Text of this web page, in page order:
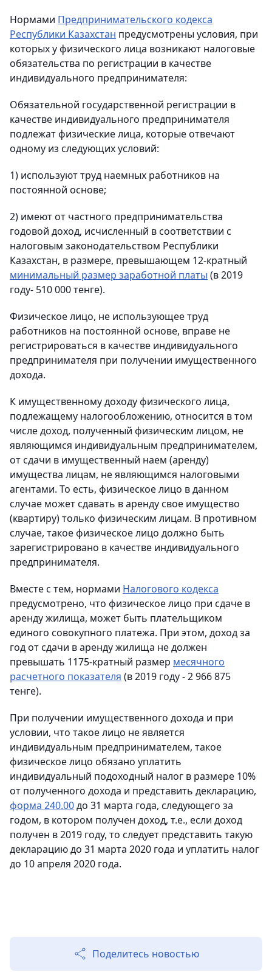
Нормами Предпринимательского кодекса
Республики Казахстан предусмотрены условия, при
которых у физического лица возникают налоговые
обязательства по регистрации в качестве
индивидуального предпринимателя:
Обязательной государственной регистрации в
качестве индивидуального предпринимателя
подлежат физические лица, которые отвечают
одному из следующих условий:
1) используют труд наемных работников на
постоянной основе;
2) имеют от частного предпринимательства
годовой доход, исчисленный в соответствии с
налоговым законодательством Республики
Казахстан, в размере, превышающем 12-кратный
минимальный размер заработной платы (в 2019
году- 510 000 тенге).
Физическое лицо, не использующее труд
работников на постоянной основе, вправе не
регистрироваться в качестве индивидуального
предпринимателя при получении имущественного
дохода.
К имущественному доходу физического лица,
подлежащему налогообложению, относится в том
числе доход, полученный физическим лицом, не
являющимся индивидуальным предпринимателем,
от сдачи в имущественный наем (аренду)
имущества лицам, не являющимся налоговыми
агентами. То есть, физическое лицо в данном
случае может сдавать в аренду свое имущество
(квартиру) только физическим лицам. В противном
случае, такое физическое лицо должно быть
зарегистрировано в качестве индивидуального
предпринимателя.
Вместе с тем, нормами Налогового кодекса
предусмотрено, что физическое лицо при сдаче в
аренду жилища, может быть плательщиком
единого совокупного платежа. При этом, доход за
год от сдачи в аренду жилища не должен
превышать 1175-кратный размер месячного
расчетного показателя (в 2019 году - 2 966 875
тенге).
При получении имущественного дохода и при
условии, что такое лицо не является
индивидуальным предпринимателем, такое
физическое лицо обязано уплатить
индивидуальный подоходный налог в размере 10%
от полученного дохода и представить декларацию,
форма 240.00до 31 марта года, следующего за
годом, в котором получен доход, т.е., если доход
получен в 2019 году, то следует представить такую
декларацию до 31 марта 2020 года и уплатить налог
до 10 апреля 2020 года.
Поделитесь новостью